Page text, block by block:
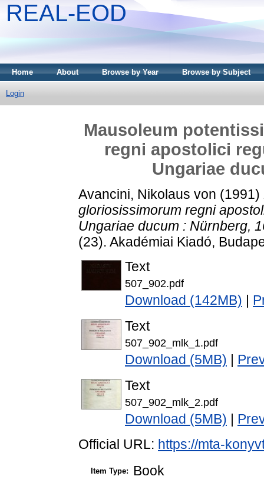
REAL-EOD
Home About Browse by Year Browse by Subject
Login
Mausoleum
regni apostolici
Ungariae
Avancini, Nikolaus von (1991)
gloriosissimorum regni
Ungariae ducum : Nürnberg,
(23). Akadémiai Kiadó,
Text
507_902.pdf
Download (142MB)
Text
507_902_mlk_1.pdf
Download (5MB)
Text
507_902_mlk_2.pdf
Download (5MB)
Official URL: https://mta-
Item Type: Book